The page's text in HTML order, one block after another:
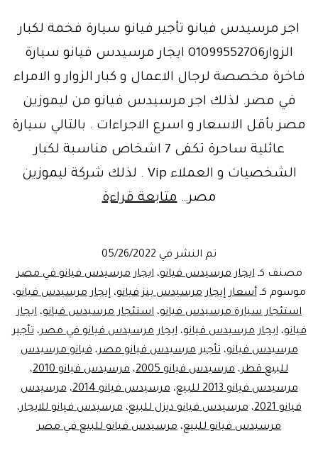
اجر مرسيدس فيانو تأجير فيانو سيارة فخمة لكبار
الزوار01099552706 ايجار مرسيدس فيانو سيارة
فاخرة مخصصة لرجال الاعمال و كبار الزوار و الامراء
في مصر. لذلك اجر مرسيدس فيانو من ليموزين
مصر بأقل الاسعار و اسرع الاجراءات . بالتالي سيارة
عائلية ساحرة تكفى 7 اشخاص مناسبة لكبار
الشخصيات و العملاء Vip . لذلك شركة ليموزين
مصر…متابعة قراءة
افضل..
ايجار
مرسيدس
فيانو
من
ليموزين
مصر
تم النشر في 05/26/2022
مصنف كـايجار مرسيدس فيانو،ايجار مرسيدس فيانو في مصر
موسوم كـأسعار إيجار مرسيدس بنز فيانو،إيجار مرسيدس فيانو،
استئجار سيارة مرسيدس فيانو، استئجار مرسيدس فيانو، ايجار
فيانو،ايجار مرسيدس فيانو،ايجار مرسيدس فيانو في مصر،تأجير
مرسيدس فيانو،تأجير مرسيدس فيانو مصر،فيانو مرسيدس
للبيع قطر، مرسيدس فيانو 2005 ، مرسيدس فيانو 2010
،
مرسيدس فيانو 2013 للبيع
،مرسيدس فيانو 2014 ،مرسيدس
فيانو 2021
،مرسيدس فيانو ديزل للبيع،مرسيدس فيانو للايجار،
مرسيدس فيانو للبيع، مرسيدس فيانو للبيع في مصر